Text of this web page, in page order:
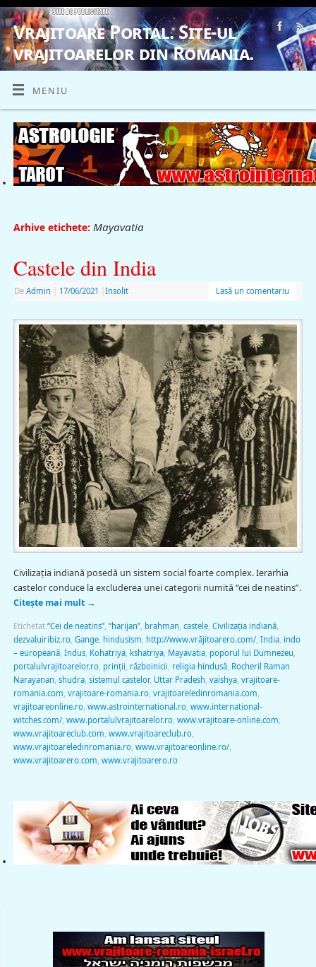
Vrajitoare Portal. Site-ul
vrajitoarelor din Romania.
VRAJITOARE, VRAJITOARELE, VRAJITOARE
MENIU
Arhive etichete: Mayavatia
Castele din India
De Admin 17/06/2021 Insolit Lasă un comentariu
Civilizaţia indiană posedă un sistem social foarte complex. Ierarhia
castelor conduce la excluderea unei categorii numită “cei de neatins”.
Citește mai mult →
Etichetat “Cei de neatins”, “harijan”, brahman castele, Civilizaţia indiană,
dezvaluiribiz.ro, Gange, hindusism http://www.vrăjitoarero.com/, India, indo
– europeană, Indus, Kohatriya, kshatriya, Mayavatia, poporul lui Dumnezeu
portalulvrajitoarelor.ro, prinţii războinicii religia hindusă, Rocheril Raman
Narayanan shudra, sistemul castelor, Uttar Pradesh vaishya, vrajitoare-
romania.com vrajitoare-romania.ro, vrajitoareledinromania.com
vrajitoareonline.ro, www.astrointernational.ro, www.international-
witches.com/, www.portalulvrajitoarelor.ro, www.vrajitoare-online.com
www.vrajitoareclub.com www.vrajitoareclub.ro,
www.vrajitoareledinromania.ro, www.vrajitoareonline.ro/,
www.vrajitoarero.com www.vrajitoarero.ro